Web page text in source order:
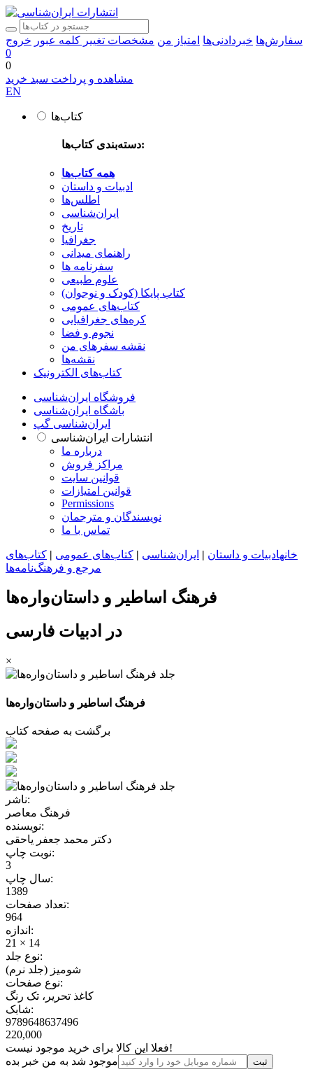
سفارش‌ها خبردادنی‌ها امتیاز من مشخصات تغییر کلمه عبور خروج
0
0
مشاهده و پرداخت سبد خرید
EN
کتاب‌ها
دسته‌بندی کتاب‌ها:
همه کتاب‌ها
ادبیات و داستان
اطلس‌ها
ایران‌شناسی
تاریخ
جغرافیا
راهنمای میدانی
سفرنامه‌ ها
علوم طبیعی
کتاب‌ پایکا (کودک و نوجوان)
کتاب‌های عمومی
کره‌های جغرافیایی
نجوم و فضا
نقشه سفرهای من
نقشه‌ها
کتاب‌های الکترونیک
فروشگاه ایران‌شناسی
باشگاه ایران‌شناسی
ایران‌شناسی گپ
انتشارات ایران‌شناسی
درباره ما
مراکز فروش
قوانین سایت
قوانین امتیازات
Permissions
نویسندگان و مترجمان
تماس با ما
خانهادبیات و داستان | ایران‌شناسی | کتاب‌های عمومی | کتاب‌های
مرجع و فرهنگ‌نامه‌ها
فرهنگ اساطیر و داستان‌واره‌ها
در ادبیات فارسی
×
فرهنگ اساطیر و داستان‌واره‌ها
برگشت به صفحه کتاب
ناشر:
فرهنگ معاصر
نویسنده:
دکتر محمد جعفر یاحقی
نوبت چاپ:
3
سال چاپ:
1389
تعداد صفحات:
964
اندازه:
21 × 14
نوع جلد:
شومیز (جلد نرم)
نوع صفحات:
کاغذ تحریر، تک رنگ
شابک:
9789648637496
220,000
فعلا این کالا برای خرید موجود نیست!
موجود شد به من خبر بده
ثبت‌